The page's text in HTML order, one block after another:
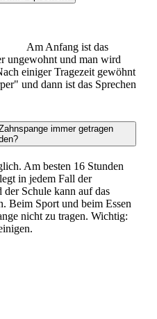
Am Anfang ist das
ungewohnt und man wird
einiger Tragezeit gewöhnt
und dann ist das Sprechen
immer getragen
Am besten 16 Stunden
in jedem Fall der
Schule kann auf das
Beim Sport und beim Essen
nicht zu tragen. Wichtig: